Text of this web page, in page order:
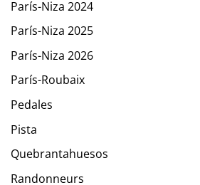
París-Niza 2024
París-Niza 2025
París-Niza 2026
París-Roubaix
Pedales
Pista
Quebrantahuesos
Randonneurs